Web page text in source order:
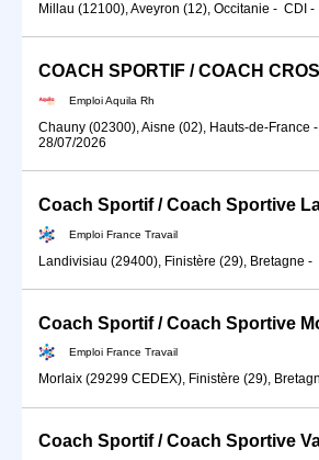
Millau (12100), Aveyron (12), Occitanie - CDI -
Emploi Aquila Rh
Chauny (02300), Aisne (02), Hauts-de-France -
28/07/2026
Emploi France Travail
Landivisiau (29400), Finistère (29), Bretagne -
Coach Sportif / Coach Sportive
Emploi France Travail
Morlaix (29299 CEDEX), Finistère (29),
Coach Sportif / Coach Sportive